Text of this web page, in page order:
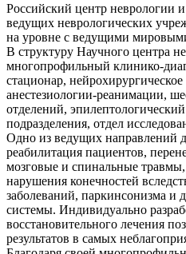
Российский центр неврологии
ведущих неврологических
на уровне с ведущими
В структуру Научного центра
многопрофильный клинико-
стационар,
анестезиологии-реанимации,
отделений,
подразделения, отдел
Одно из ведущих
реабилитация пациентов,
мозговые и спинальные
нарушения конечностей
заболеваний, паркинсонизма и
системы. Индивидуально
восстановительного лечения
результатов в самых